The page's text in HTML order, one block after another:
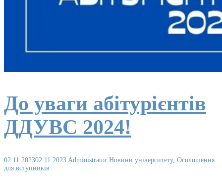
До уваги абітурієнтів
ДДУВС 2024!
02.11.202302.11.2023 Administrator Новини університету, Оголошення
для вступників